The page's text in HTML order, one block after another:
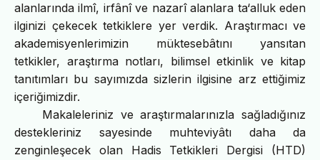
alanlarında ilmî, irfânî ve nazarî alanlara ta‘alluk eden
ilginizi çekecek tetkiklere yer verdik. Araştırmacı ve
akademisyenlerimizin müktesebâtını yansıtan
tetkikler, araştırma notları, bilimsel etkinlik ve kitap
tanıtımları bu sayımızda sizlerin ilgisine arz ettiğimiz
içeriğimizdir.
Makaleleriniz ve araştırmalarınızla sağladığınız
destekleriniz sayesinde muhteviyâtı daha da
zenginleşecek olan Hadis Tetkikleri Dergisi (HTD)